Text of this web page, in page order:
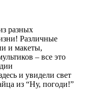
разных
Различные
и макеты,
– все это
и увидели свет
из “Ну, погоди!”